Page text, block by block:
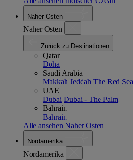
Naher Osten
Naher Osten
Zurück zu Destinationen
Qatar
Doha
Saudi Arabia
Makkah Jeddah The Red Sea
UAE
Dubai Dubai - The Palm
Bahrain
Bahrain
Alle ansehen Naher Osten
Nordamerika
Nordamerika